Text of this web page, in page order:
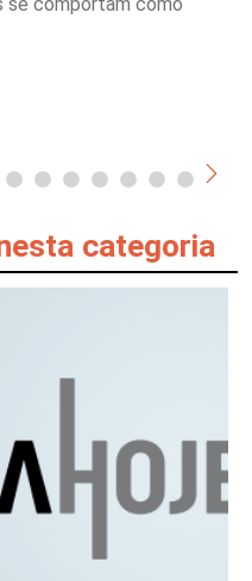
categoria